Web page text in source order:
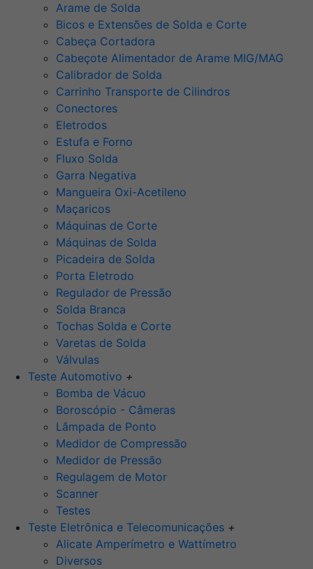
Arame de Solda
Bicos e Extensões de Solda e Corte
Cabeça Cortadora
Cabeçote Alimentador de Arame MIG/MAG
Calibrador de Solda
Carrinho Transporte de Cilindros
Conectores
Eletrodos
Estufa e Forno
Fluxo Solda
Garra Negativa
Mangueira Oxi-Acetileno
Maçaricos
Máquinas de Corte
Máquinas de Solda
Picadeira de Solda
Porta Eletrodo
Regulador de Pressão
Solda Branca
Tochas Solda e Corte
Varetas de Solda
Válvulas
Teste Automotivo +
Bomba de Vácuo
Boroscópio - Câmeras
Lâmpada de Ponto
Medidor de Compressão
Medidor de Pressão
Regulagem de Motor
Scanner
Testes
Teste Eletrônica e Telecomunicações +
Alicate Amperímetro e Wattímetro
Diversos